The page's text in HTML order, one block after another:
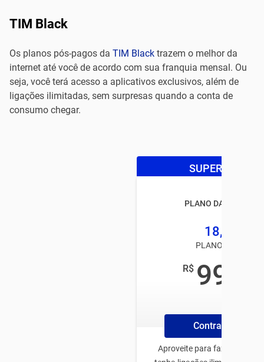
TIM Black
Os planos pós-pagos da TIM Black trazem o melhor da
internet até você de acordo com sua franquia mensal. Ou
seja, você terá acesso a aplicativos exclusivos, além de
ligações ilimitadas, sem surpresas quando a conta de
consumo chegar.
SUPER OFERTA
PLANO DA TIM
18,5GB
PLANO TIM PÓS
R$ 99
Contrate Online
Aproveite para fazer o plano